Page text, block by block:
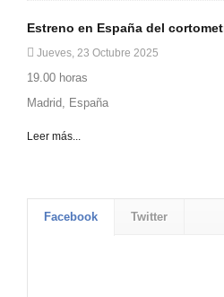
Estreno en España del
Jueves, 23 Octubre 2025
19.00 horas
Madrid, España
Leer más...
Facebook Twitter